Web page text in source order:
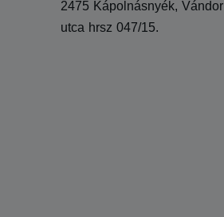
2475 Kápolnásnyék, Vándor
utca hrsz 047/15.